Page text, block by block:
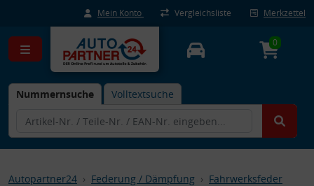
Mein Konto Vergleichsliste Merkzettel
Nummernsuche Volltextsuche
0
Autopartner24 Federung / Dämpfung
Fahrwerksfeder